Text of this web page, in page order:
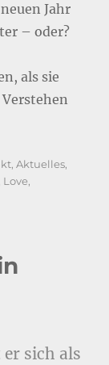
Jahr
– oder?
als sie
,Aktuelles,
Love,
sich als